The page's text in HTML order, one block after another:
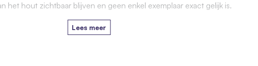
het hout zichtbaar blijven en geen enkel exemplaar exact gelijk is.
Lees meer